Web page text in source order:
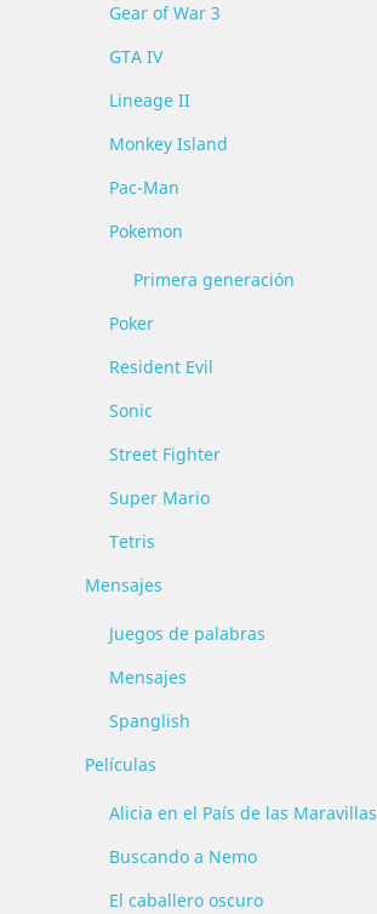
Gear of War 3
GTA IV
Lineage II
Monkey Island
Pac-Man
Pokemon
Primera generación
Poker
Resident Evil
Sonic
Street Fighter
Super Mario
Tetris
Mensajes
Juegos de palabras
Mensajes
Spanglish
Películas
Alicia en el País de las Maravillas
Buscando a Nemo
El caballero oscuro